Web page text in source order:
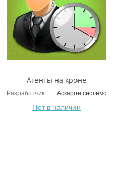
Агенты на кроне
Разработчик Аскарон cистемс
Нет в наличии